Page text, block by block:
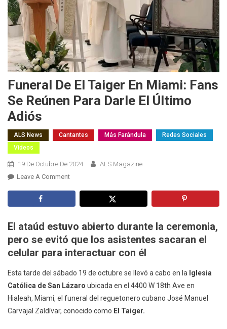
Funeral De El Taiger En Miami: Fans
Se Reúnen Para Darle El Último
Adiós
ALS News Cantantes Más Farándula
Redes Sociales
Videos
19 De Octubre De 2024
ALS Magazine
Leave A CommentOn
Miami:
Fans
Se
El
El ataúd estuvo abierto durante la ceremonia,
pero se evitó que los asistentes sacaran el
celular para interactuar con él
Esta tarde del sábado 19 de octubre se llevó a cabo en la Iglesia
Católica de San Lázaro ubicada en el 4400 W 18th Ave en
Hialeah, Miami, el funeral del reguetonero cubano José Manuel
Carvajal Zaldívar, conocido como El Taiger.